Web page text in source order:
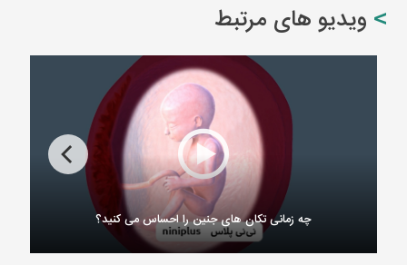
ویدیو های مرتبط
چه زمانی تکان های جنین را احساس می کنید؟